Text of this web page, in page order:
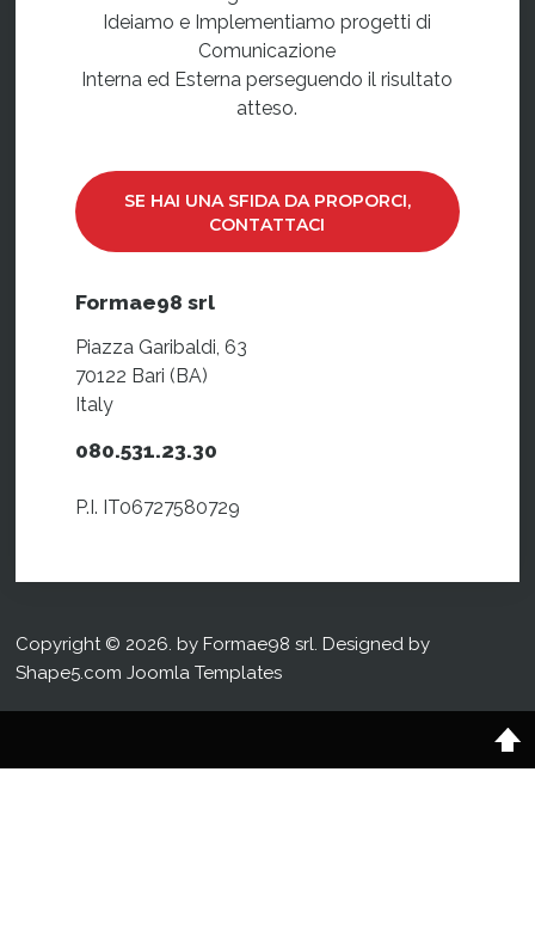
Ideiamo e Implementiamo progetti di
Comunicazione
Interna ed Esterna perseguendo il risultato
atteso.
SE HAI UNA SFIDA DA PROPORCI,
CONTATTACI
Formae98 srl
Piazza Garibaldi, 63
70122 Bari (BA)
Italy
080.531.23.30
P.I. IT06727580729
Copyright © 2026. by Formae98 srl. Designed by
Shape5.comJoomla Templates